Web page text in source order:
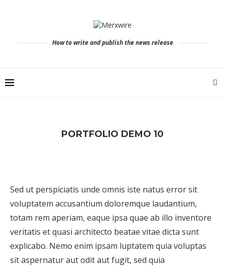
How to write and publish the news release
PORTFOLIO DEMO 10
Sed ut perspiciatis unde omnis iste natus error sit
voluptatem accusantium doloremque laudantium,
totam rem aperiam, eaque ipsa quae ab illo inventore
veritatis et quasi architecto beatae vitae dicta sunt
explicabo. Nemo enim ipsam luptatem quia voluptas
sit aspernatur aut odit aut fugit, sed quia